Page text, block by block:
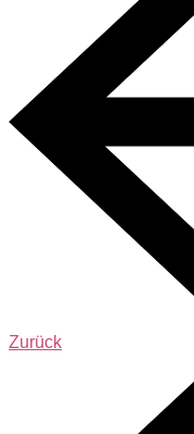
Zurück